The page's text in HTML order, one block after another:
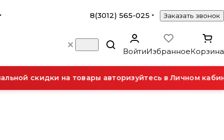
8(3012) 565-025 Заказать звонок
ВойтиИзбранноеКорзина
скидки на товары авторизуйтесь в Личном